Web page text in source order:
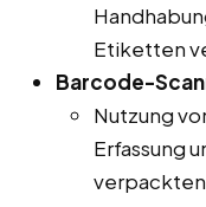
Etiketten
Barcode-
Nutzung
Erfassung